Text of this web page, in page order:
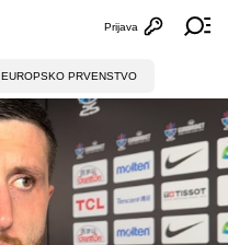
Otvori
Prijava
EUROPSKO PRVENSTVO